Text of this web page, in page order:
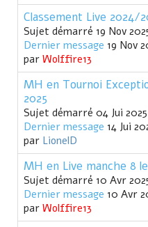
Classement Live 2024/
Sujet démarré 19 Nov
Dernier message 19 Nov
par Wolffire13
MH en Tournoi
2025
Sujet démarré 04 Jui
Dernier message 14 Jui
par LionelD
MH en Live manche 8
Sujet démarré 10 Avr
Dernier message 10 Avr
par Wolffire13